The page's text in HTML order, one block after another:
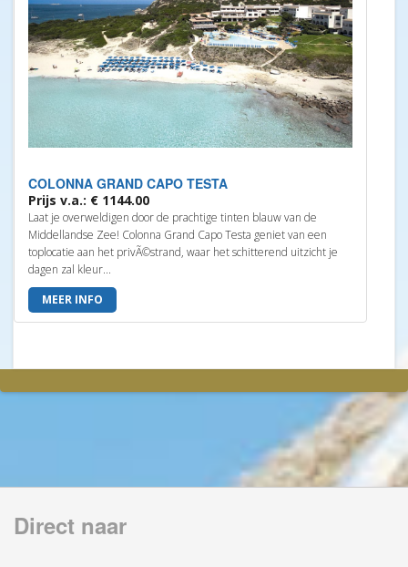
COLONNA GRAND CAPO TESTA
Prijs v.a.: € 1144.00
Laat je overweldigen door de prachtige tinten blauw van de
Middellandse Zee! Colonna Grand Capo Testa geniet van een
toplocatie aan het privÃ©strand, waar het schitterend uitzicht je
dagen zal kleur...
MEER INFO
Direct naar